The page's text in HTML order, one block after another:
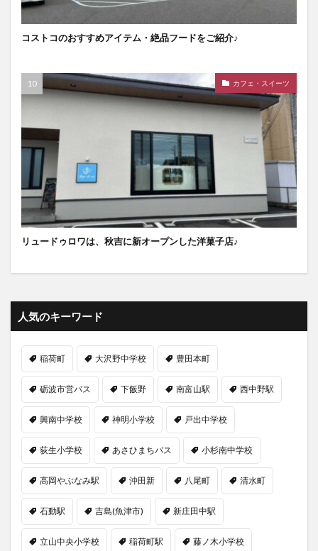
コストコのおすすめアイテム・絶品フードをご紹介♪
カフェ・スイーツ
リュードゥロワは、秋吉に新オープンした洋菓子店♪
人気のキーワード
稲荷町 大沢野中学校 豊田本町
砺波市営バス 下飯野 南富山駅 西中野駅
興南中学校 神明小学校 戸出中学校
荻生小学校 あさひまちバス 小杉南中学校
高岡やぶなみ駅 沖田新 八尾町 清水町
石動駅 吉島(魚津市) 新庄田中駅
立山中央小学校 稲荷町駅 藤ノ木小学校